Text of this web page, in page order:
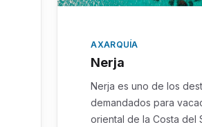
AXARQUÍA
Nerja
Nerja es uno de los
demandados para
oriental de la Costa del